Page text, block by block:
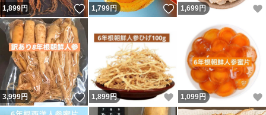
1,899円 いいね！
1,799円 いいね！
1,699円
3,999円 いいね！
1,899円 いいね！
1,099円